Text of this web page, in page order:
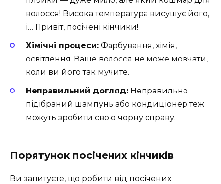
волосся! Висока температура висушує його,
і… Привіт, посічені кінчики!
Хімічні процеси: Фарбування, хімія,
освітлення. Ваше волосся не може мовчати,
коли ви його так мучите.
Неправильний догляд: Неправильно
підібраний шампунь або кондиціонер теж
можуть зробити свою чорну справу.
Порятунок посічених кінчиків
Ви запитуєте, що робити від посічених